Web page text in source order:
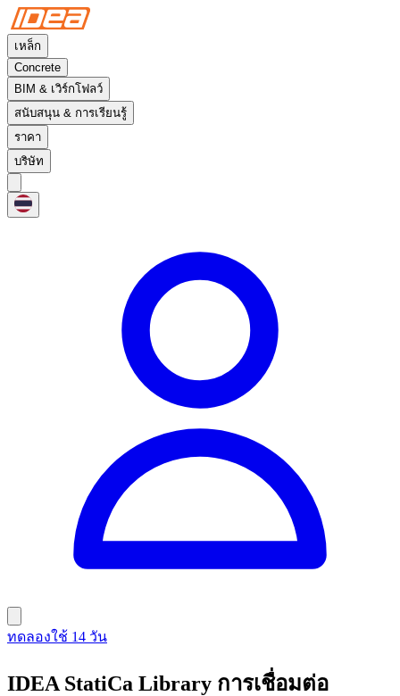
เหล็ก
Concrete
BIM & เวิร์กโฟลว์
สนับสนุน & การเรียนรู้
ราคา
บริษัท
ทดลองใช้ 14 วัน
IDEA StatiCa Library การเชื่อมต่อ